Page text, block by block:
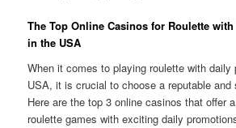
The Top Online Casinos for Roulette
in the USA
When it comes to playing roulette with daily
USA, it is crucial to choose a reputable and
Here are the top 3 online casinos that offer
roulette games with exciting daily